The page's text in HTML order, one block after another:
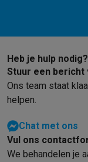
Heb je hulp nodig?
Stuur een bericht
Ons team staat
helpen.
Chat met ons
Vul ons
We behandelen je